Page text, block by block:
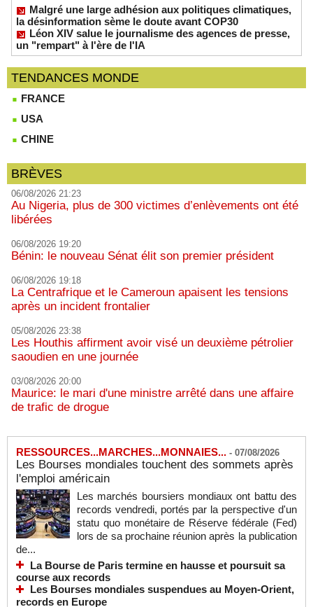
Malgré une large adhésion aux politiques climatiques,
la désinformation sème le doute avant COP30
Léon XIV salue le journalisme des agences de presse,
un "rempart" à l'ère de l'IA
TENDANCES MONDE
FRANCE
USA
CHINE
BRÈVES
06/08/2026 21:23
Au Nigeria, plus de 300 victimes d’enlèvements ont été
libérées
06/08/2026 19:20
Bénin: le nouveau Sénat élit son premier président
06/08/2026 19:18
La Centrafrique et le Cameroun apaisent les tensions
après un incident frontalier
05/08/2026 23:38
Les Houthis affirment avoir visé un deuxième pétrolier
saoudien en une journée
03/08/2026 20:00
Maurice: le mari d'une ministre arrêté dans une affaire
de trafic de drogue
RESSOURCES...MARCHES...MONNAIES... - 07/08/2026
Les Bourses mondiales touchent des sommets après
l'emploi américain
Les marchés boursiers mondiaux ont battu des
records vendredi, portés par la perspective d'un
statu quo monétaire de Réserve fédérale (Fed)
lors de sa prochaine réunion après la publication
de...
La Bourse de Paris termine en hausse et poursuit sa
course aux records
Les Bourses mondiales suspendues au Moyen-Orient,
records en Europe